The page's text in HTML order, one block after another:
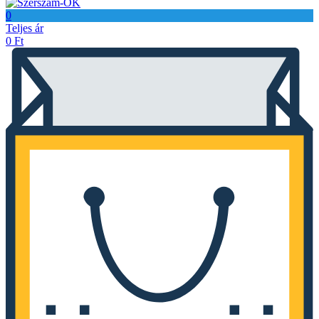
0
Teljes ár
0 Ft